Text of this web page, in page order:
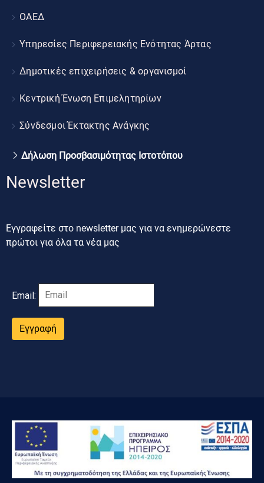
ΟΑΕΔ
Υπηρεσίες Περιφερειακής Ενότητας Άρτας
Δημοτικές επιχειρήσεις & οργανισμοί
Κεντρική Ένωση Επιμελητηρίων
Σύνδεσμοι Έκτακτης Ανάγκης
Δήλωση Προσβασιμότητας Ιστοτόπου
Newsletter
Εγγραφείτε στο newsletter μας για να ενημερώνεστε
πρώτοι για όλα τα νέα μας
Email:
Εγγραφή